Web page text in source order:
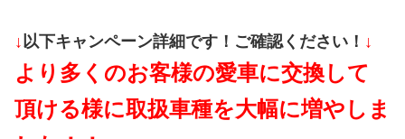
↓ 以下キャンペーン詳細です！ご確認ください！ ↓
より多くのお客様の愛車に交換して
頂ける様に取扱車種を大幅に増やしま